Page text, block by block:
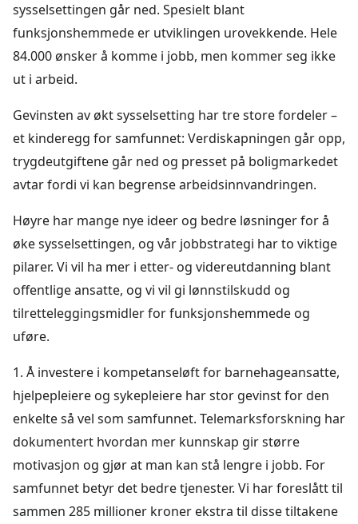
sysselsettingen går ned. Spesielt blant
funksjonshemmede er utviklingen urovekkende. Hele
84.000 ønsker å komme i jobb, men kommer seg ikke
ut i arbeid.
Gevinsten av økt sysselsetting har tre store fordeler –
et kinderegg for samfunnet: Verdiskapningen går opp,
trygdeutgiftene går ned og presset på boligmarkedet
avtar fordi vi kan begrense arbeidsinnvandringen.
Høyre har mange nye ideer og bedre løsninger for å
øke sysselsettingen, og vår jobbstrategi har to viktige
pilarer. Vi vil ha mer i etter- og videreutdanning blant
offentlige ansatte, og vi vil gi lønnstilskudd og
tilretteleggingsmidler for funksjonshemmede og
uføre.
1. Å investere i kompetanseløft for barnehageansatte,
hjelpepleiere og sykepleiere har stor gevinst for den
enkelte så vel som samfunnet. Telemarksforskning har
dokumentert hvordan mer kunnskap gir større
motivasjon og gjør at man kan stå lengre i jobb. For
samfunnet betyr det bedre tjenester. Vi har foreslått til
sammen 285 millioner kroner ekstra til disse tiltakene